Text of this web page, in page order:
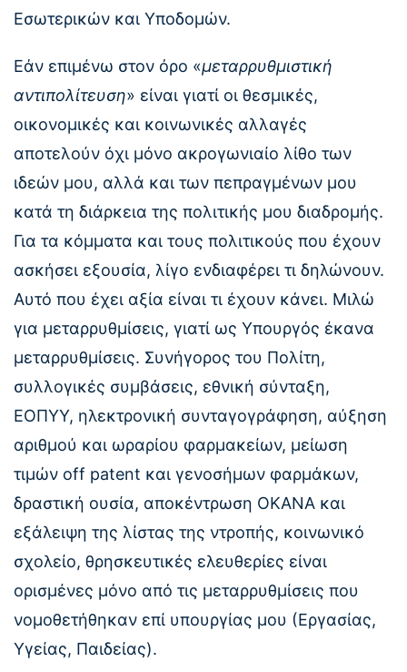
Εσωτερικών και Υποδομών.
Εάν επιμένω στον όρο «μεταρρυθμιστική
αντιπολίτευση» είναι γιατί οι θεσμικές,
οικονομικές και κοινωνικές αλλαγές
αποτελούν όχι μόνο ακρογωνιαίο λίθο των
ιδεών μου, αλλά και των πεπραγμένων μου
κατά τη διάρκεια της πολιτικής μου διαδρομής.
Για τα κόμματα και τους πολιτικούς που έχουν
ασκήσει εξουσία, λίγο ενδιαφέρει τι δηλώνουν.
Αυτό που έχει αξία είναι τι έχουν κάνει. Μιλώ
για μεταρρυθμίσεις, γιατί ως Υπουργός έκανα
μεταρρυθμίσεις. Συνήγορος του Πολίτη,
συλλογικές συμβάσεις, εθνική σύνταξη,
ΕΟΠΥΥ, ηλεκτρονική συνταγογράφηση, αύξηση
αριθμού και ωραρίου φαρμακείων, μείωση
τιμών off patent και γενοσήμων φαρμάκων,
δραστική ουσία, αποκέντρωση ΟΚΑΝΑ και
εξάλειψη της λίστας της ντροπής, κοινωνικό
σχολείο, θρησκευτικές ελευθερίες είναι
ορισμένες μόνο από τις μεταρρυθμίσεις που
νομοθετήθηκαν επί υπουργίας μου (Εργασίας,
Υγείας, Παιδείας).